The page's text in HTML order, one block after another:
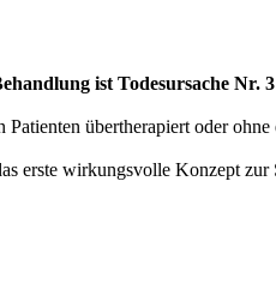
ist Todesursache Nr. 3
übertherapiert oder
erste wirkungsvolle Konzept zur